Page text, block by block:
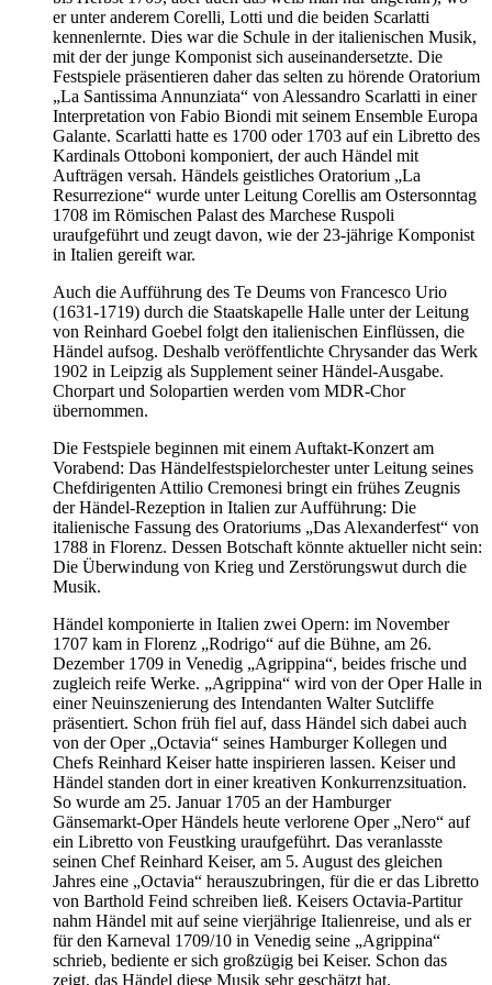
er unter anderem Corelli, Lotti und die beiden Scarlatti
kennenlernte. Dies war die Schule in der italienischen Musik,
mit der der junge Komponist sich auseinandersetzte. Die
Festspiele präsentieren daher das selten zu hörende Oratorium
„La Santissima Annunziata“ von Alessandro Scarlatti in einer
Interpretation von Fabio Biondi mit seinem Ensemble Europa
Galante. Scarlatti hatte es 1700 oder 1703 auf ein Libretto des
Kardinals Ottoboni komponiert, der auch Händel mit
Aufträgen versah. Händels geistliches Oratorium „La
Resurrezione“ wurde unter Leitung Corellis am Ostersonntag
1708 im Römischen Palast des Marchese Ruspoli
uraufgeführt und zeugt davon, wie der 23-jährige Komponist
in Italien gereift war.
Auch die Aufführung des Te Deums von Francesco Urio
(1631-1719) durch die Staatskapelle Halle unter der Leitung
von Reinhard Goebel folgt den italienischen Einflüssen, die
Händel aufsog. Deshalb veröffentlichte Chrysander das Werk
1902 in Leipzig als Supplement seiner Händel-Ausgabe.
Chorpart und Solopartien werden vom MDR-Chor
übernommen.
Die Festspiele beginnen mit einem Auftakt-Konzert am
Vorabend: Das Händelfestspielorchester unter Leitung seines
Chefdirigenten Attilio Cremonesi bringt ein frühes Zeugnis
der Händel-Rezeption in Italien zur Aufführung: Die
italienische Fassung des Oratoriums „Das Alexanderfest“ von
1788 in Florenz. Dessen Botschaft könnte aktueller nicht sein:
Die Überwindung von Krieg und Zerstörungswut durch die
Musik.
Händel komponierte in Italien zwei Opern: im November
1707 kam in Florenz „Rodrigo“ auf die Bühne, am 26.
Dezember 1709 in Venedig „Agrippina“, beides frische und
zugleich reife Werke. „Agrippina“ wird von der Oper Halle in
einer Neuinszenierung des Intendanten Walter Sutcliffe
präsentiert. Schon früh fiel auf, dass Händel sich dabei auch
von der Oper „Octavia“ seines Hamburger Kollegen und
Chefs Reinhard Keiser hatte inspirieren lassen. Keiser und
Händel standen dort in einer kreativen Konkurrenzsituation.
So wurde am 25. Januar 1705 an der Hamburger
Gänsemarkt-Oper Händels heute verlorene Oper „Nero“ auf
ein Libretto von Feustking uraufgeführt. Das veranlasste
seinen Chef Reinhard Keiser, am 5. August des gleichen
Jahres eine „Octavia“ herauszubringen, für die er das Libretto
von Barthold Feind schreiben ließ. Keisers Octavia-Partitur
nahm Händel mit auf seine vierjährige Italienreise, und als er
für den Karneval 1709/10 in Venedig seine „Agrippina“
schrieb, bediente er sich großzügig bei Keiser. Schon das
zeigt, das Händel diese Musik sehr geschätzt hat.